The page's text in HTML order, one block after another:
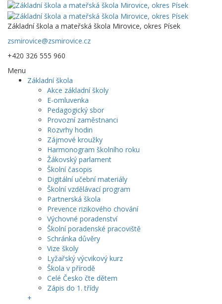
Základní škola a mateřská škola Mirovice, okres Písek
zsmirovice@zsmirovice.cz
+420 326 555 960
Menu
Základní škola
Akce základní školy
E-omluvenka
Pedagogický sbor
Provozní zaměstnanci
Rozvrhy hodin
Zájmové kroužky
Harmonogram školního roku
Žákovský parlament
Školní časopis
Digitální učební materiály
Školní vzdělávací program
Partnerská škola
Prevence rizikového chování
Výchovné poradenství
Školní poradenské pracoviště
Schránka důvěry
Vize školy
Lyžařský výcvikový kurz
Škola v přírodě
Celé Česko čte dětem
Zápis do 1. třídy
+